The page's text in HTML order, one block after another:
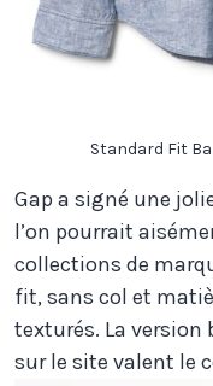
Standard Fit
Gap a signé une
l’on pourrait
collections de
fit, sans col et
texturés. La version
sur le site valent le